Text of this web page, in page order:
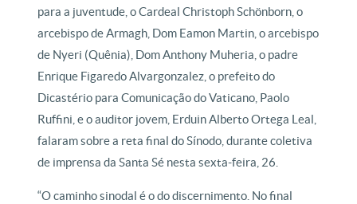
para a juventude, o Cardeal Christoph Schönborn, o
arcebispo de Armagh, Dom Eamon Martin, o arcebispo
de Nyeri (Quênia), Dom Anthony Muheria, o padre
Enrique Figaredo Alvargonzalez, o prefeito do
Dicastério para Comunicação do Vaticano, Paolo
Ruffini, e o auditor jovem, Erduin Alberto Ortega Leal,
falaram sobre a reta final do Sínodo, durante coletiva
de imprensa da Santa Sé nesta sexta-feira, 26.
“O caminho sinodal é o do discernimento. No final